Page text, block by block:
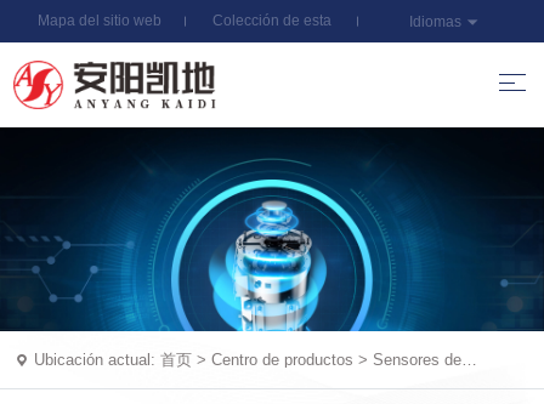
Mapa del sitio web Colección de esta Idiomas
Ubicación actual: 首页 > Centro de productos > Sensores de